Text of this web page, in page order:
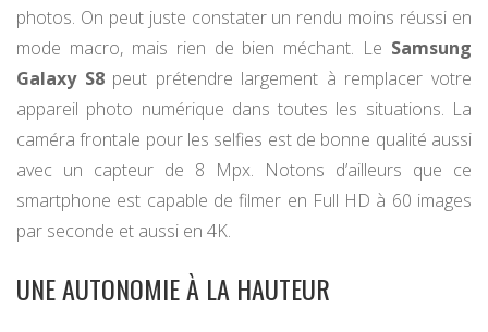
photos. On peut juste constater un rendu moins réussi en
mode macro, mais rien de bien méchant. Le Samsung
Galaxy S8peut prétendre largement à remplacer votre
appareil photo numérique dans toutes les situations. La
caméra frontale pour les selfies est de bonne qualité aussi
avec un capteur de 8 Mpx. Notons d’ailleurs que ce
smartphone est capable de filmer en Full HD à 60 images
par seconde et aussi en 4K.
UNE AUTONOMIE À LA HAUTEUR